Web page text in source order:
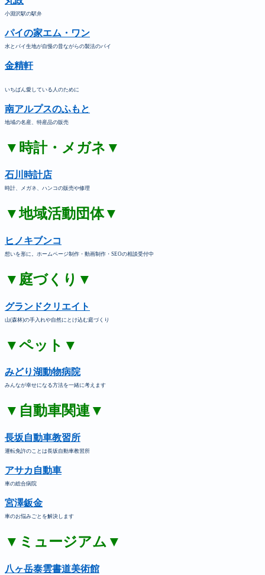
小淵沢駅の駅弁
パイの家エム・ワン
水とパイ生地が自慢の昔ながらの製法のパイ
金精軒
いちばん愛している人のために
南アルプスのふもと
地域の名産、特産品の販売
▼時計・メガネ▼
石川時計店
時計、メガネ、ハンコの販売や修理
▼地域活動団体▼
ヒノキブンコ
想いを形に。ホームページ制作・動画制作・SEOの相談受付中
▼庭づくり▼
グランドクリエイト
山(森林)の手入れや自然にとけ込む庭づくり
▼ペット▼
みどり湖動物病院
みんなが幸せになる方法を一緒に考えます
▼自動車関連▼
長坂自動車教習所
運転免許のことは長坂自動車教習所
アサカ自動車
車の総合病院
宮澤鈑金
車のお悩みごとを解決します
▼ミュージアム▼
八ヶ岳泰雲書道美術館